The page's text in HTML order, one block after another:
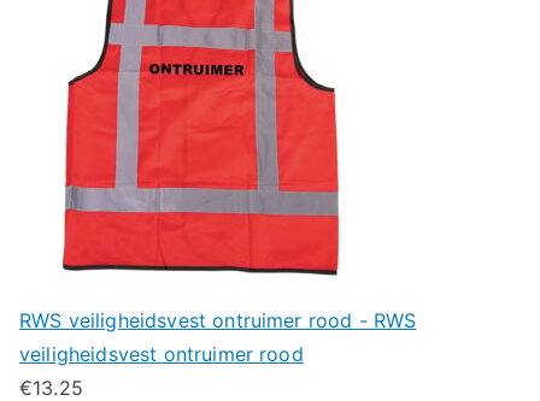
RWS veiligheidsvest ontruimer rood - RWS
veiligheidsvest ontruimer rood
€13.25